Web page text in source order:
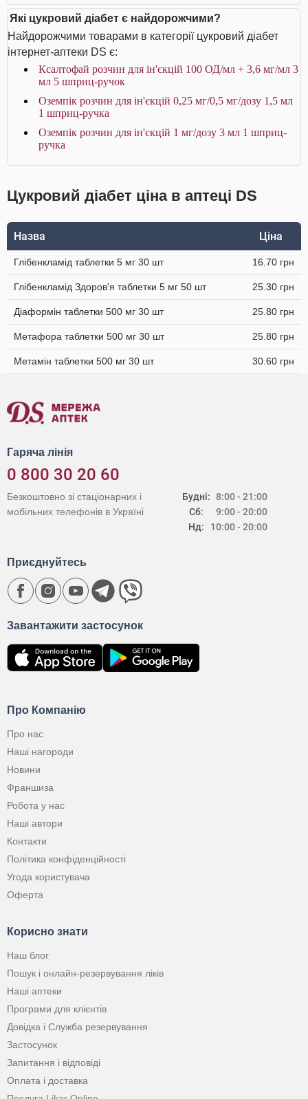
Які цукровий діабет є найдорожчими?
Найдорожчими товарами в категорії цукровий діабет
інтернет-аптеки DS є:
Ксалтофай розчин для ін'єкцій 100 ОД/мл + 3,6 мг/мл 3
мл 5 шприц-ручок
Оземпік розчин для ін'єкцій 0,25 мг/0,5 мг/дозу 1,5 мл
1 шприц-ручка
Оземпік розчин для ін'єкцій 1 мг/дозу 3 мл 1 шприц-
ручка
Цукровий діабет ціна в аптеці DS
Назва Ціна
Глібенкламід таблетки 5 мг 30 шт 16.70 грн
Глібенкламід Здоров'я таблетки 5 мг 50 шт 25.30 грн
Діаформін таблетки 500 мг 30 шт 25.80 грн
Метафора таблетки 500 мг 30 шт 25.80 грн
Метамін таблетки 500 мг 30 шт 30.60 грн
Гаряча лінія
0 800 30 20 60
Будні:
Сб:
Нд:
8:00 - 21:00
9:00 - 20:00
10:00 - 20:00
Безкоштовно зі стаціонарних і
мобільних телефонів в Україні
Про Компанію
Про нас
Наші нагороди
Новини
Франшиза
Робота у нас
Наші автори
Контакти
Політика конфіденційності
Угода користувача
Оферта
Корисно знати
Наш блог
Пошук і онлайн-резервування ліків
Наші аптеки
Програми для клієнтів
Довідка і Служба резервування
Застосунок
Запитання і відповіді
Оплата і доставка
Завантажити застосунок
Приєднуйтесь